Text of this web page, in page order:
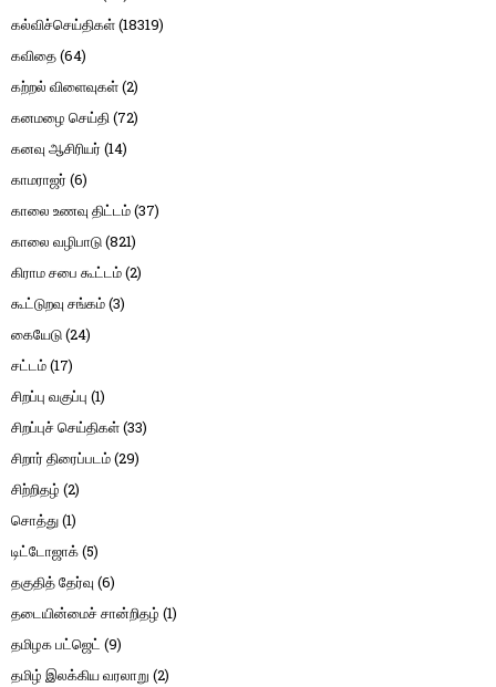
கல்விச்செய்திகள்(18319)
கவிதை(64)
கற்றல் விளைவுகள்(2)
கனமழை செய்தி(72)
கனவு ஆசிரியர் (14)
காமராஜர் (6)
காலை உணவு திட்டம்(37)
காலை வழிபாடு(821)
கிராம சபை கூட்டம்(2)
கூட்டுறவு சங்கம்(3)
கையேடு(24)
சட்டம்(17)
சிறப்பு வகுப்பு (1)
சிறப்புச் செய்திகள்(33)
சிறார் திரைப்படம்(29)
சிற்றிதழ் (2)
சொத்து(1)
டிட்டோஜாக்(5)
தகுதித் தேர்வு (6)
தடையின்மைச் சான்றிதழ் (1)
தமிழக பட்ஜெட் (9)
தமிழ் இலக்கிய வரலாறு (2)